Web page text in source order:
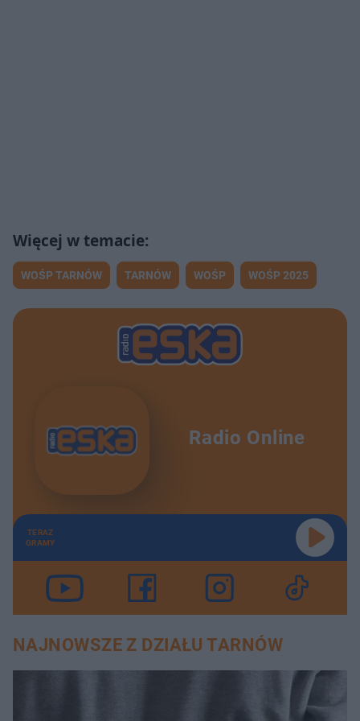
WOŚP TARNÓW TARNÓW WOŚP WOŚP 2025
Radio Online
TERAZ
GRAMY
NAJNOWSZE Z DZIAŁU TARNÓW